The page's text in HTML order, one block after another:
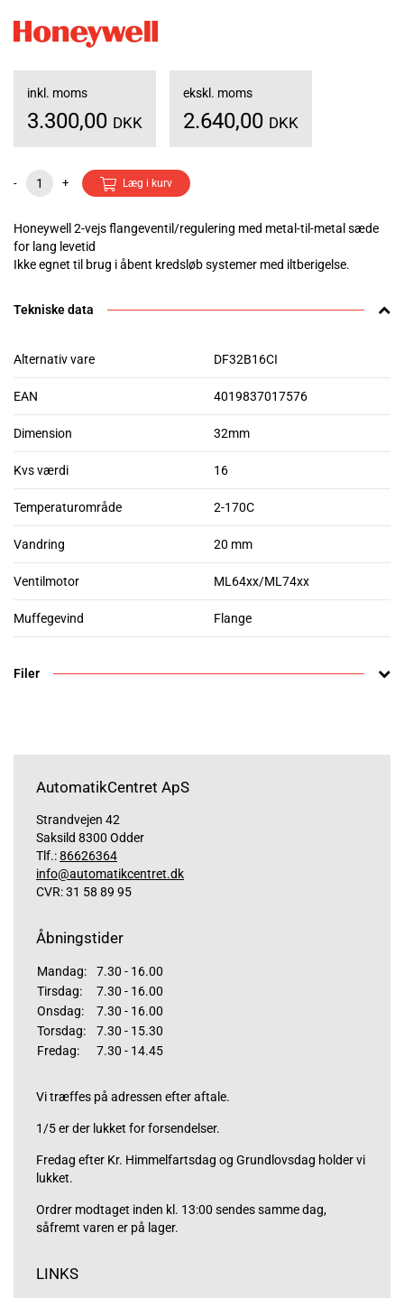
inkl. moms
3.300,00 DKK
ekskl. moms
2.640,00 DKK
- + Læg i kurv
Honeywell 2-vejs flangeventil/regulering med metal-til-metal sæde
for lang levetid
Ikke egnet til brug i åbent kredsløb systemer med iltberigelse.
Tekniske data
Alternativ vare DF32B16CI
EAN 4019837017576
Dimension 32mm
Kvs værdi 16
Temperaturområde 2-170C
Vandring 20 mm
Ventilmotor ML64xx/ML74xx
Muffegevind Flange
Filer
AutomatikCentret ApS
Strandvejen 42
Saksild 8300 Odder
Tlf.:86626364
info@automatikcentret.dk
CVR: 31 58 89 95
Åbningstider
Mandag:
7.30 - 16.00
Tirsdag:
7.30 - 16.00
Onsdag:
7.30 - 16.00
Torsdag:
7.30 - 15.30
Fredag:
7.30 - 14.45
Vi træffes på adressen efter aftale.
1/5 er der lukket for forsendelser.
Fredag efter Kr. Himmelfartsdag og Grundlovsdag holder vi
lukket.
Ordrer modtaget inden kl. 13:00 sendes samme dag,
såfremt varen er på lager.
LINKS